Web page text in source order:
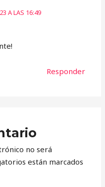
A LAS 16:49
Responder
no será
están marcados